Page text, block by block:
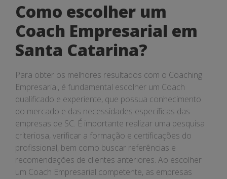
Como escolher um
Coach Empresarial em
Santa Catarina?
Para obter os melhores resultados com o Coaching
Empresarial, é fundamental escolher um Coach
qualificado e experiente, que possua conhecimento
do mercado e das necessidades específicas das
empresas de SC. É importante realizar uma pesquisa
criteriosa, verificar a formação e certificações do
profissional, bem como buscar referências e
recomendações de clientes anteriores. Ao escolher
um Coach Empresarial competente, as empresas